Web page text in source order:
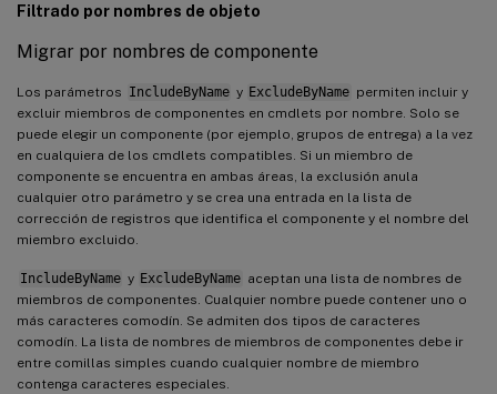
Filtrado por nombres de objeto
Migrar por nombres de componente
Los parámetros IncludeByName y ExcludeByName permiten incluir y
excluir miembros de componentes en cmdlets por nombre. Solo se
puede elegir un componente (por ejemplo, grupos de entrega) a la vez
en cualquiera de los cmdlets compatibles. Si un miembro de
componente se encuentra en ambas áreas, la exclusión anula
cualquier otro parámetro y se crea una entrada en la lista de
corrección de registros que identifica el componente y el nombre del
miembro excluido.
IncludeByName y ExcludeByName aceptan una lista de nombres de
miembros de componentes. Cualquier nombre puede contener uno o
más caracteres comodín. Se admiten dos tipos de caracteres
comodín. La lista de nombres de miembros de componentes debe ir
entre comillas simples cuando cualquier nombre de miembro
contenga caracteres especiales.